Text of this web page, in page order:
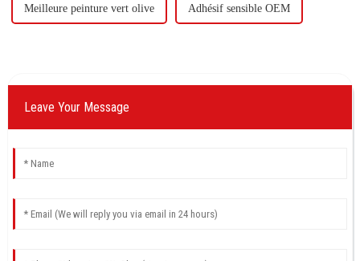
Meilleure peinture vert olive Adhésif sensible OEM
Leave Your Message